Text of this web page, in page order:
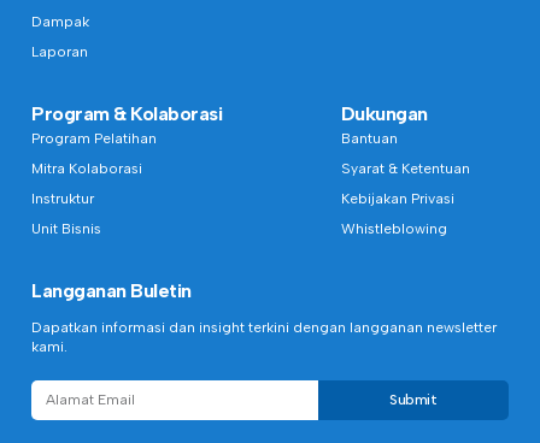
Dampak
Laporan
Program & Kolaborasi
Program Pelatihan
Mitra Kolaborasi
Instruktur
Unit Bisnis
Dukungan
Bantuan
Syarat & Ketentuan
Kebijakan Privasi
Whistleblowing
Langganan Buletin
Dapatkan informasi dan insight terkini dengan langganan newsletter
kami.
Submit